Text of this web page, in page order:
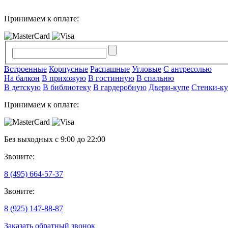
Принимаем к оплате:
Встроенные Корпусные Распашные Угловые С антресолью
На балкон В прихожую В гостинную В спальню
В детскую В библиотеку В гардеробную Двери-купе Стенки-
Принимаем к оплате:
Без выходных с 9:00 до 22:00
Звоните:
8 (495) 664-57-37
Звоните:
8 (925) 147-88-87
Заказать обратный звонок